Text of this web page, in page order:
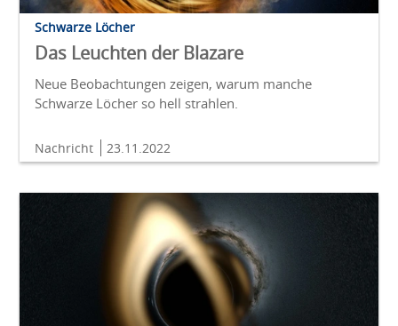
Schwarze Löcher
Das Leuchten der Blazare
Neue Beobachtungen zeigen, warum manche
Schwarze Löcher so hell strahlen.
Nachricht 23.11.2022